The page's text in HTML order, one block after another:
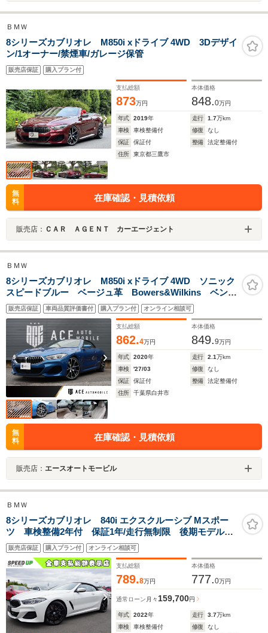
ＢＭＷ
8シリーズカブリオレ M850i xドライブ 4WD 3Dデザイ
ン/1オーナー/禁煙車/ガレージ保管
販売店保証 購入プラン付
支払総額
873万円
本体価格
848.0万円
年式 2019年 走行 1.7万km
車検
車検整備付 修復
なし
保証
保証付 整備
法定整備付
住所
東京都三鷹市
無
料
在庫確認・見積依頼
販売店： ＣＡＲ ＡＧＥＮＴ カーエージェント
ＢＭＷ
8シリーズカブリオレ M850i xドライブ 4WD ソニック
スピードブルー ベージュ革 Bowers&Wilkins ベンチ
レーション シートヒーター HUD エアスカーフ ク
リスタルシフトノブ 20インチアルミホイール 電動ト
ランク 全周囲カメラ
販売店保証 車両品質評価書付 購入プラン付 オンライン相談可
支払総額
862.4万円
本体価格
849.9万円
年式 2020年 走行 2.1万km
車検
'27/03 修復
なし
保証
保証付 整備
法定整備付
住所
千葉県白井市
無
料
在庫確認・見積依頼
販売店： エースオートモービル
ＢＭＷ
8シリーズカブリオレ 840i エクスクルーシブ Mスポー
ツ 車検整備2年付 保証1年/走行無制限 後期モデル 1
オーナー MスポーツPKGプロ カーボンファイバーイ
ンテリア Pアシストプラス ナビ 地デジ 360°カメ
ラ スマキー ETC メリノレザー レーザーライト
20AW
販売店保証 購入プラン付 オンライン相談可
支払総額
789.8万円
本体価格
777.0万円
通常ローン 月々159,700円
年式 2022年 走行 3.7万km
車検
車検整備付 修復
なし